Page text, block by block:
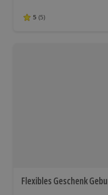
5 von 5 Sternen
5 (5)
Flexibles Geschenk